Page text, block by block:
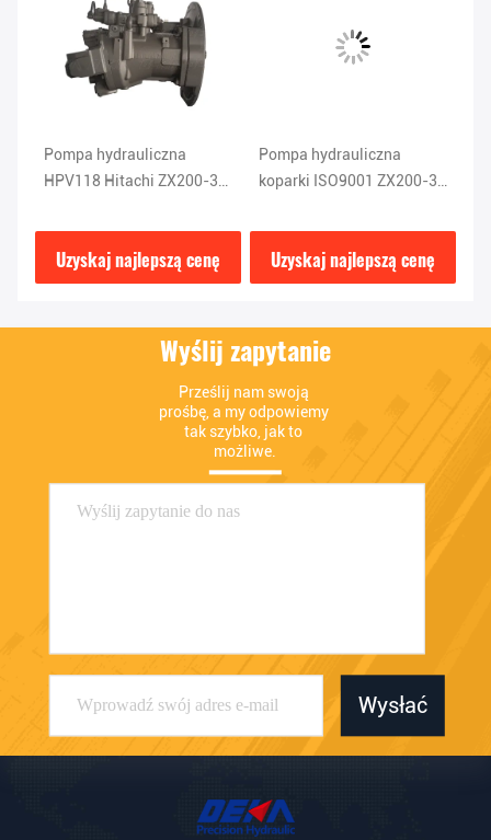
Pompa hydrauliczna
HPV118 Hitachi ZX200-3
Uzyskaj najlepszą cenę
Pompa hydrauliczna
koparki ISO9001 ZX200-3,
HPV118 Hitachi
Uzyskaj najlepszą cenę
Wyślij zapytanie
Prześlij nam swoją
prośbę, a my odpowiemy
tak szybko, jak to
możliwe.
Wysłać